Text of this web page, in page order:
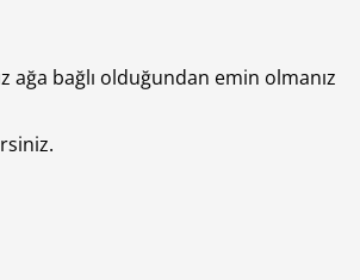
ağa bağlı olduğundan emin olmanız